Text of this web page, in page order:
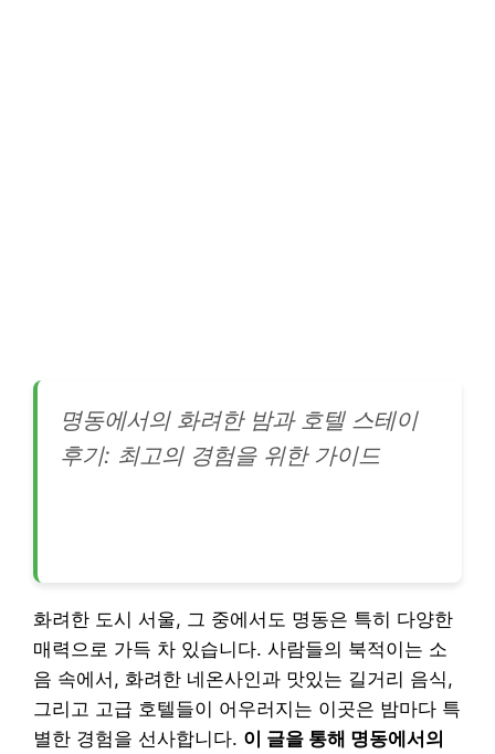
명동에서의 화려한 밤과 호텔 스테이
후기: 최고의 경험을 위한 가이드
화려한 도시 서울, 그 중에서도 명동은 특히 다양한
매력으로 가득 차 있습니다. 사람들의 북적이는 소
음 속에서, 화려한 네온사인과 맛있는 길거리 음식,
그리고 고급 호텔들이 어우러지는 이곳은 밤마다 특
별한 경험을 선사합니다. 이 글을 통해 명동에서의